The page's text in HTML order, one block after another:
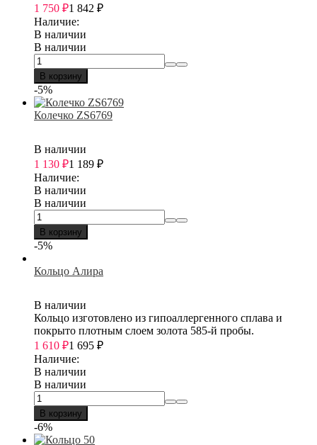
1 750 ₽1 842 ₽
Наличие:
В наличии
В наличии
В корзину
-5%
Колечко ZS6769
В наличии
1 130 ₽1 189 ₽
Наличие:
В наличии
В наличии
В корзину
-5%
Кольцо Алира
В наличии
Кольцо изготовлено из гипоаллергенного сплава и
покрыто плотным слоем золота 585-й пробы.
1 610 ₽1 695 ₽
Наличие:
В наличии
В наличии
В корзину
-6%